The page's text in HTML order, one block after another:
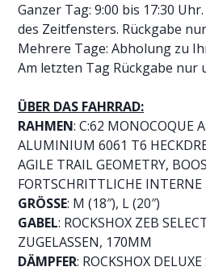
Ganzer Tag: 9:00 bis 17:30
des Zeitfensters. Rückgabe
Mehrere Tage: Abholung zu
Am letzten Tag Rückgabe nur
ÜBER DAS FAHRRAD:
RAHMEN: C:62 MONOCOQUE
ALUMINIUM 6061 T6
AGILE TRAIL GEOMETRY,
FORTSCHRITTLICHE
GRÖSSE: M (18″), L (20″)
GABEL: ROCKSHOX ZEB
ZUGELASSEN, 170MM
DÄMPFER: ROCKSHOX